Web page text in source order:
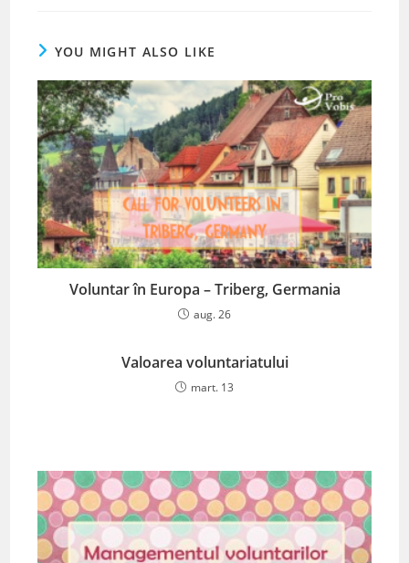
YOU MIGHT ALSO LIKE
Voluntar în Europa – Triberg, Germania
aug. 26
Valoarea voluntariatului
mart. 13